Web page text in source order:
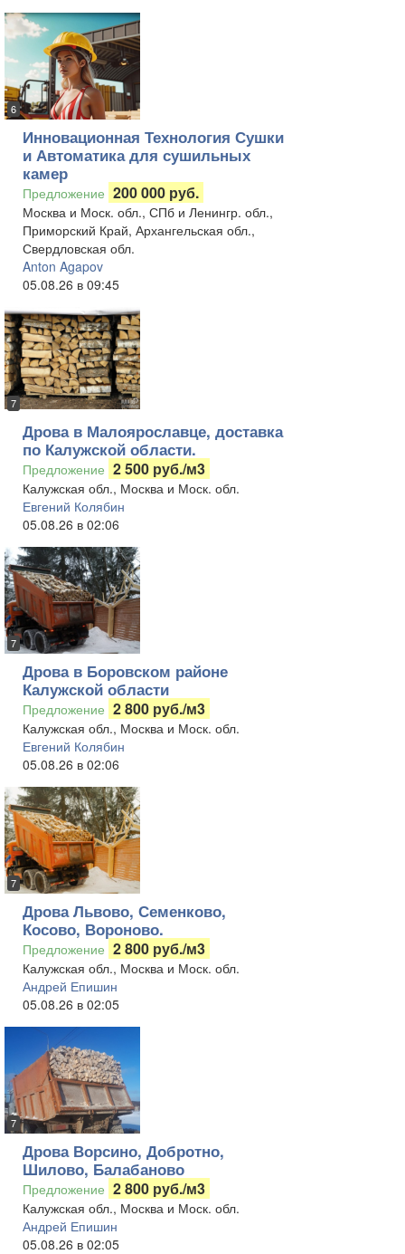
6
Инновационная Технология Сушки
и Автоматика для сушильных
камер
Предложение 200 000 руб.
Москва и Моск. обл., СПб и Ленингр. обл.,
Приморский Край, Архангельская обл.,
Свердловская обл.
Anton Agapov
05.08.26 в 09:45
7
Дрова в Малоярославце, доставка
по Калужской области.
Предложение 2 500 руб./м3
Калужская обл., Москва и Моск. обл.
Евгений Колябин
05.08.26 в 02:06
7
Дрова в Боровском районе
Калужской области
Предложение 2 800 руб./м3
Калужская обл., Москва и Моск. обл.
Евгений Колябин
05.08.26 в 02:06
7
Дрова Львово, Семенково,
Косово, Вороново.
Предложение 2 800 руб./м3
Калужская обл., Москва и Моск. обл.
Андрей Епишин
05.08.26 в 02:05
7
Дрова Ворсино, Добротно,
Шилово, Балабаново
Предложение 2 800 руб./м3
Калужская обл., Москва и Моск. обл.
Андрей Епишин
05.08.26 в 02:05